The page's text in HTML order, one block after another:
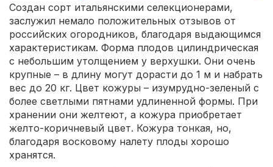
Создан сорт итальянскими селекционерами,
заслужил немало положительных отзывов от
российских огородников, благодаря выдающимся
характеристикам. Форма плодов цилиндрическая
с небольшим утолщением у верхушки. Они очень
крупные – в длину могут дорасти до 1 м и набрать
вес до 20 кг. Цвет кожуры – изумрудно-зеленый с
более светлыми пятнами удлиненной формы. При
хранении они желтеют, а кожура приобретает
желто-коричневый цвет. Кожура тонкая, но,
благодаря восковому налету плоды хорошо
хранятся.